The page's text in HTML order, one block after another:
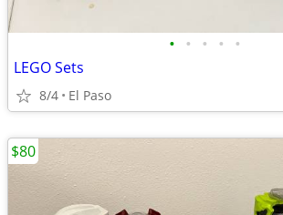
• • • • •
LEGO Sets
8/4 El Paso
$80